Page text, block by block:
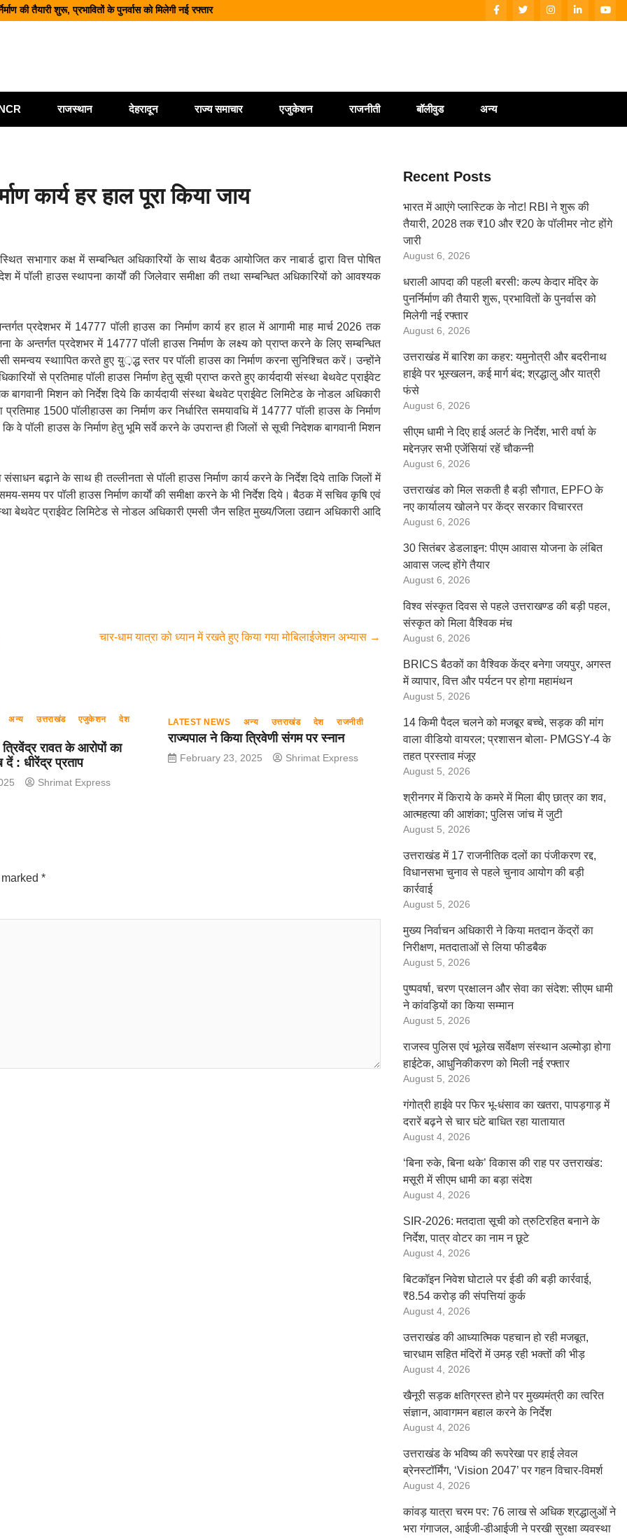
की तैयारी शुरू, प्रभावितों के पुनर्वास को मिलेगी नई रफ्तार
सभी एजेंसियां रहें चौकन्नी
खोलने पर केंद्र सरकार विचाररत
तक ₹10 और ₹20 के पॉलीमर नोट होंगे जारी
राजस्थान देहरादून राज्य समाचार एजुकेशन राजनीती बॉलीवुड अन्य
कार्य हर हाल पूरा किया जाय
कक्ष में सम्बन्धित अधिकारियों के साथ बैठक आयोजित कर नाबार्ड द्वारा वित्त पोषित
हाउस स्थापना कार्याें की जिलेवार समीक्षा की तथा सम्बन्धित अधिकारियों को आवश्यक
प्रदेशभर में 14777 पॉली हाउस का निर्माण कार्य हर हाल में आगामी माह मार्च 2026 तक
के अन्तर्गत प्रदेशभर में 14777 पॉली हाउस निर्माण के लक्ष्य को प्राप्त करने के लिए सम्बन्धित
समन्वय स्थाापित करते हुए यु़़़द्ध स्तर पर पॉली हाउस का निर्माण करना सुनिश्चित करें। उन्होंने
से प्रतिमाह पॉली हाउस निर्माण हेतु सूची प्राप्त करते हुए कार्यदायी संस्था बेथवेट प्राईवेट
मिशन को निर्देश दिये कि कार्यदायी संस्था बेथवेट प्राईवेट लिमिटेड के नोडल अधिकारी
1500 पॉलीहाउस का निर्माण कर निर्धारित समयावधि में 14777 पॉली हाउस के निर्माण
वे पॉली हाउस के निर्माण हेतु भूमि सर्वे करने के उपरान्त ही जिलों से सूची निदेशक बागवानी मिशन
बढ़ाने के साथ ही तल्लीनता से पॉली हाउस निर्माण कार्य करने के निर्देश दिये ताकि जिलों में
समय पर पॉली हाउस निर्माण कार्याें की समीक्षा करने के भी निर्देश दिये। बैठक में सचिव कृषि एवं
बेथवेट प्राईवेट लिमिटेड से नोडल अधिकारी एमसी जैन सहित मुख्य/जिला उद्यान अधिकारी आदि
चार-धाम यात्रा को ध्यान में रखते हुए किया गया मोबिलाईजेशन अभ्यास →
अन्य उत्तराखंड एजुकेशन
देश
रावत के आरोपों का
दें : धीरेंद्र प्रताप
Shrimat Express
LATEST NEWS अन्य उत्तराखंड देश राजनीती
राज्यपाल ने किया त्रिवेणी संगम पर स्नान
February 23, 2025 Shrimat Express
*
Recent Posts
भारत में आएंगे प्लास्टिक के नोट! RBI ने शुरू की
तैयारी, 2028 तक ₹10 और ₹20 के पॉलीमर नोट होंगे
जारी
August 6, 2026
धराली आपदा की पहली बरसी: कल्प केदार मंदिर के
पुनर्निर्माण की तैयारी शुरू, प्रभावितों के पुनर्वास को
मिलेगी नई रफ्तार
August 6, 2026
उत्तराखंड में बारिश का कहर: यमुनोत्री और बदरीनाथ
हाईवे पर भूस्खलन, कई मार्ग बंद; श्रद्धालु और यात्री
फंसे
August 6, 2026
सीएम धामी ने दिए हाई अलर्ट के निर्देश, भारी वर्षा के
मद्देनज़र सभी एजेंसियां रहें चौकन्नी
August 6, 2026
उत्तराखंड को मिल सकती है बड़ी सौगात, EPFO के
नए कार्यालय खोलने पर केंद्र सरकार विचाररत
August 6, 2026
30 सितंबर डेडलाइन: पीएम आवास योजना के लंबित
आवास जल्द होंगे तैयार
August 6, 2026
विश्व संस्कृत दिवस से पहले उत्तराखण्ड की बड़ी पहल,
संस्कृत को मिला वैश्विक मंच
August 6, 2026
BRICS बैठकों का वैश्विक केंद्र बनेगा जयपुर, अगस्त
में व्यापार, वित्त और पर्यटन पर होगा महामंथन
August 5, 2026
14 किमी पैदल चलने को मजबूर बच्चे, सड़क की मांग
वाला वीडियो वायरल; प्रशासन बोला- PMGSY-4 के
तहत प्रस्ताव मंजूर
August 5, 2026
श्रीनगर में किराये के कमरे में मिला बीए छात्र का शव,
आत्महत्या की आशंका; पुलिस जांच में जुटी
August 5, 2026
उत्तराखंड में 17 राजनीतिक दलों का पंजीकरण रद्द,
विधानसभा चुनाव से पहले चुनाव आयोग की बड़ी
कार्रवाई
August 5, 2026
मुख्य निर्वाचन अधिकारी ने किया मतदान केंद्रों का
निरीक्षण, मतदाताओं से लिया फीडबैक
August 5, 2026
पुष्पवर्षा, चरण प्रक्षालन और सेवा का संदेश: सीएम धामी
ने कांवड़ियों का किया सम्मान
August 5, 2026
राजस्व पुलिस एवं भूलेख सर्वेक्षण संस्थान अल्मोड़ा होगा
हाईटेक, आधुनिकीकरण को मिली नई रफ्तार
August 5, 2026
गंगोत्री हाईवे पर फिर भू-धंसाव का खतरा, पापड़गाड़ में
दरारें बढ़ने से चार घंटे बाधित रहा यातायात
August 4, 2026
‘बिना रुके, बिना थके’ विकास की राह पर उत्तराखंड:
मसूरी में सीएम धामी का बड़ा संदेश
August 4, 2026
SIR-2026: मतदाता सूची को त्रुटिरहित बनाने के
निर्देश, पात्र वोटर का नाम न छूटे
August 4, 2026
बिटकॉइन निवेश घोटाले पर ईडी की बड़ी कार्रवाई,
₹8.54 करोड़ की संपत्तियां कुर्क
August 4, 2026
उत्तराखंड की आध्यात्मिक पहचान हो रही मजबूत,
चारधाम सहित मंदिरों में उमड़ रही भक्तों की भीड़
August 4, 2026
खैनूरी सड़क क्षतिग्रस्त होने पर मुख्यमंत्री का त्वरित
संज्ञान, आवागमन बहाल करने के निर्देश
August 4, 2026
उत्तराखंड के भविष्य की रूपरेखा पर हाई लेवल
ब्रेनस्टॉर्मिंग, ‘Vision 2047’ पर गहन विचार-विमर्श
August 4, 2026
कांवड़ यात्रा चरम पर: 76 लाख से अधिक श्रद्धालुओं ने
भरा गंगाजल, आईजी-डीआईजी ने परखी सुरक्षा व्यवस्था